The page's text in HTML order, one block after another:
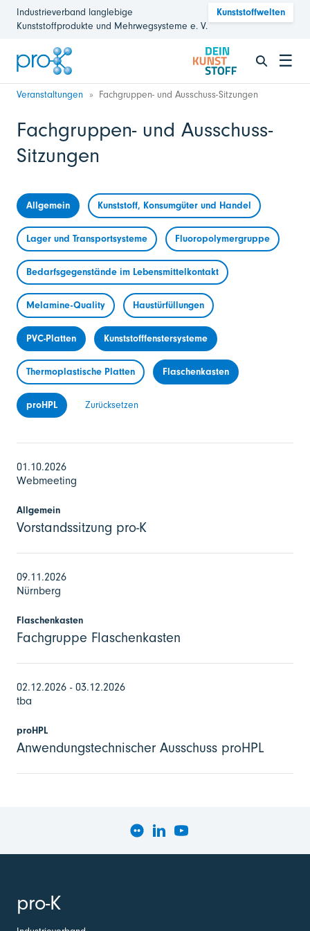
Industrieverband langlebige
Kunststoffprodukte und Mehrwegsysteme e. V.
Kunststoffwelten
☰
Veranstaltungen Fachgruppen- und Ausschuss-Sitzungen
Fachgruppen- und Ausschuss-
Sitzungen
Allgemein Kunststoff, Konsumgüter und Handel
Lager und Transportsysteme Fluoropolymergruppe
Bedarfsgegenstände im Lebensmittelkontakt
Melamine-Quality Haustürfüllungen
PVC-Platten Kunststofffenstersysteme
Thermoplastische Platten Flaschenkasten
proHPL Zurücksetzen
01.10.2026
Webmeeting
Allgemein
Vorstandssitzung pro-K
09.11.2026
Nürnberg
Flaschenkasten
Fachgruppe Flaschenkasten
02.12.2026 - 03.12.2026
tba
proHPL
Anwendungstechnischer Ausschuss proHPL
pro-K